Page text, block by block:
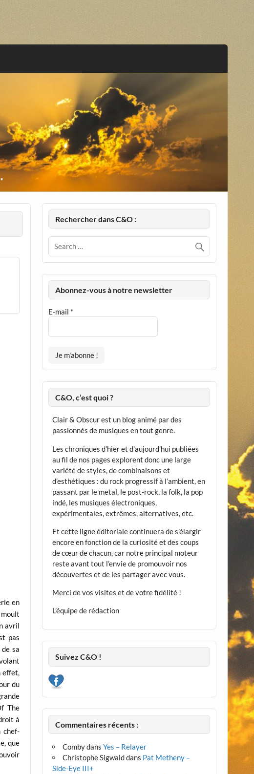
en
avril
pas
sa
effet,
du
The
à
chef-
que
Rechercher dans C&O :
Abonnez-vous à notre newsletter
E-mail *
C&O, c’est quoi ?
Clair & Obscur est un blog animé par des
passionnés de musiques en tout genre.
Les chroniques d’hier et d’aujourd’hui publiées
au fil de nos pages explorent donc une large
variété de styles, de combinaisons et
d’esthétiques : du rock progressif à l’ambient, en
passant par le metal, le post-rock, la folk, la pop
indé, les musiques électroniques,
expérimentales, extrêmes, alternatives, etc.
Et cette ligne éditoriale continuera de s’élargir
encore en fonction de la curiosité et des coups
de cœur de chacun, car notre principal moteur
reste avant tout l’envie de promouvoir nos
découvertes et de les partager avec vous.
Merci de vos visites et de votre fidélité !
L’équipe de rédaction
Suivez C&O !
Commentaires récents :
CombydansYes – Relayer
Christophe Sigwalddans Pat Metheny –
Side-Eye III+